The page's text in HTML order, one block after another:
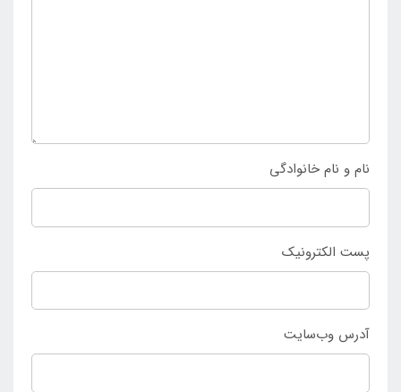
ثبت کرده و محصول را درب منزل دریافت نمایید. برای
خرید حضوری از فروشگاه اینتکس ایران با ما تماس بگیرید.
نام و نام خانوادگی
پست الکترونیک
آدرس وب‌سایت